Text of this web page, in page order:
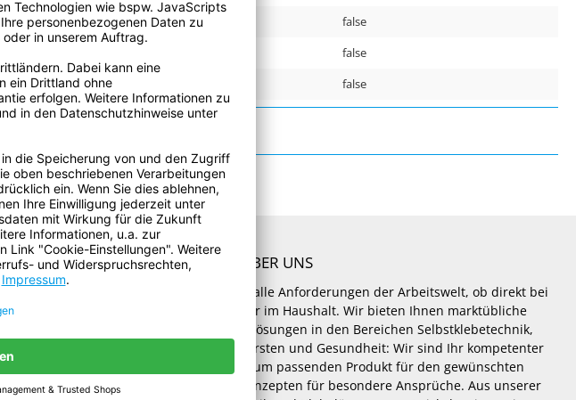
Gefahrgut:
false
false
Enthält flüssigen Inhalt:
false
ÜBER UNS
Diegws-Arbeitswelt
bietet Lösungen für alle Anforderungen der Arbeitswelt, ob direkt bei
der Arbeit, bei Freizeit und Hobby oder im Haushalt. Wir bieten Ihnen marktübliche
Handelsware oder maßgeschneiderte Lösungen in den Bereichen Selbstklebetechnik,
Arbeitsschutz, Verpackungslösungen, Bürsten und Gesundheit: Wir sind Ihr kompetenter
Ansprechpartner. Von der Beratung zum passenden Produkt für den gewünschten
Einsatzzweck bis hin zu individuellen Konzepten für besondere Ansprüche. Aus unserer